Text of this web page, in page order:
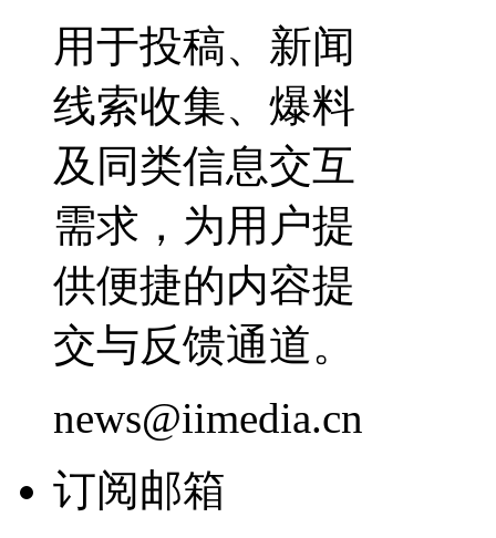
用于投稿、新闻
线索收集、爆料
及同类信息交互
需求，为用户提
供便捷的内容提
交与反馈通道。
news@iimedia.cn
订阅邮箱